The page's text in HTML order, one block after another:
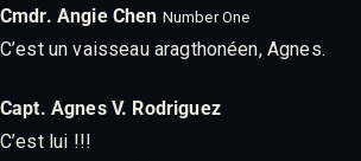
Cmdr. Angie Chen Number One
C’est un vaisseau aragthonéen, Agnes.
Capt. Agnes V. Rodriguez
C’est lui !!!